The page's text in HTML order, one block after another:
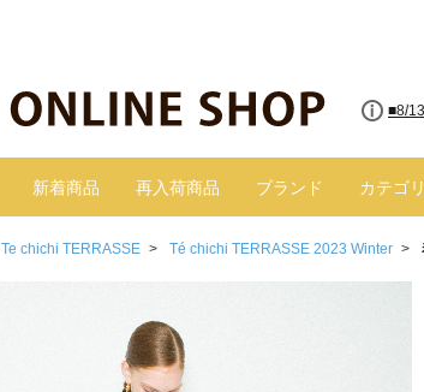
■8/
新着商品 再入荷商品 ブランド カテゴ
Te chichi TERRASSE Té chichi TERRASSE 2023 Winter